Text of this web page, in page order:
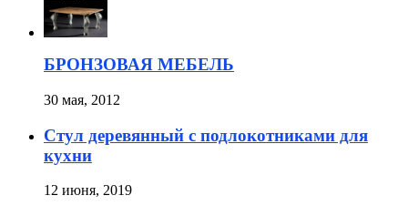
БРОНЗОВАЯ МЕБЕЛЬ
30 мая, 2012
Стул деревянный с подлокотниками для
кухни
12 июня, 2019